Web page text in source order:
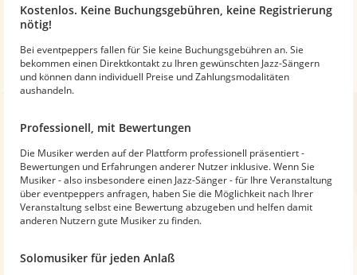
Kostenlos. Keine Buchungsgebühren, keine Registrierung
nötig!
Bei eventpeppers fallen für Sie keine Buchungsgebühren an. Sie
bekommen einen Direktkontakt zu Ihren gewünschten Jazz-Sängern
und können dann individuell Preise und Zahlungsmodalitäten
aushandeln.
Professionell, mit Bewertungen
Die Musiker werden auf der Plattform professionell präsentiert -
Bewertungen und Erfahrungen anderer Nutzer inklusive. Wenn Sie
Musiker - also insbesondere einen Jazz-Sänger - für Ihre Veranstaltung
über eventpeppers anfragen, haben Sie die Möglichkeit nach Ihrer
Veranstaltung selbst eine Bewertung abzugeben und helfen damit
anderen Nutzern gute Musiker zu finden.
Solomusiker für jeden Anlaß